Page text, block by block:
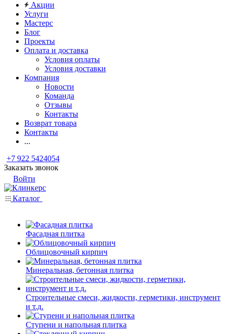
Акции
Услуги
Мастерс
Блог
Проекты
Оплата и доставка
Условия оплаты
Условия доставки
Компания
Новости
Команда
Отзывы
Контакты
Возврат товара
Контакты
...
+7 922 5424054
Заказать звонок
Войти
Каталог
Фасадная плитка
Облицовочный кирпич
Минеральная, бетонная плитка
Строительные смеси, жидкости, герметики, инструмент
и т.д.
Ступени и напольная плитка